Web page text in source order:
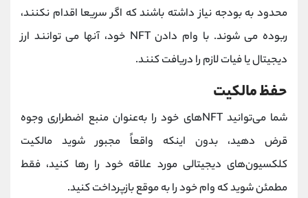
محدود به بودجه نیاز داشته باشند که اگر سریعا اقدام نکنند،
ربوده می شوند. با وام دادن NFT خود، آنها می توانند ارز
دیجیتال یا فیات لازم را دریافت کنند.
حفظ مالکیت
شما می‌توانید NFTهای خود را به‌عنوان منبع اضطراری وجوه
قرض دهید، بدون اینکه واقعاً مجبور شوید مالکیت
کلکسیون‌های دیجیتالی مورد علاقه خود را رها کنید، فقط
مطمئن شوید که وام خود را به موقع بازپرداخت کنید.